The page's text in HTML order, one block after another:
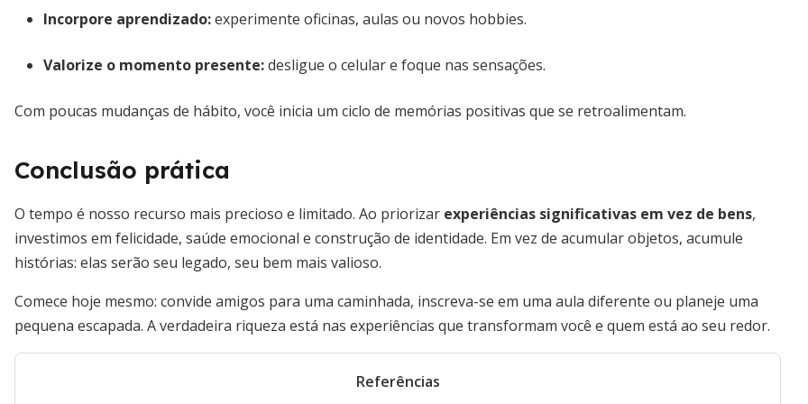
Incorpore aprendizado:experimente oficinas, aulas ou novos hobbies.
Valorize o momento presente:desligue o celular e foque nas sensações.
Com poucas mudanças de hábito, você inicia um ciclo de memórias positivas que se retroalimentam.
Conclusão prática
O tempo é nosso recurso mais precioso e limitado. Ao priorizar experiências significativas em vez de bens,
investimos em felicidade, saúde emocional e construção de identidade. Em vez de acumular objetos, acumule
histórias: elas serão seu legado, seu bem mais valioso.
Comece hoje mesmo: convide amigos para uma caminhada, inscreva-se em uma aula diferente ou planeje uma
pequena escapada. A verdadeira riqueza está nas experiências que transformam você e quem está ao seu redor.
Referências